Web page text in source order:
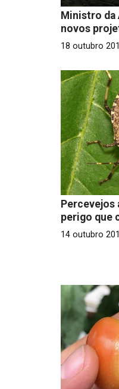
Ministro da
novos
18 outubro
Percevejos
perigo que
14 outubro